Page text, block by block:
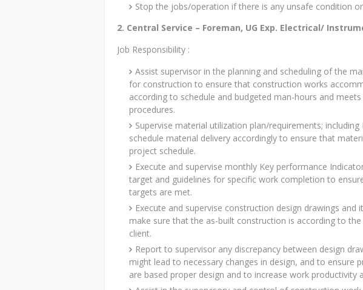
Stop the jobs/operation if there is any unsafe condition
2. Central Service – Foreman, UG Exp. Electrical/
Job Responsibility :
Assist supervisor in the planning and scheduling of the
for construction to ensure that construction works
according to schedule and budgeted man-hours and
procedures.
Supervise material utilization plan/requirements;
schedule material delivery accordingly to ensure that
project schedule.
Execute and supervise monthly Key performance
target and guidelines for specific work completion to
targets are met.
Execute and supervise construction design drawings
make sure that the as-built construction is according to
client.
Report to supervisor any discrepancy between design
might lead to necessary changes in design, and to ensure
are based proper design and to increase work productivity